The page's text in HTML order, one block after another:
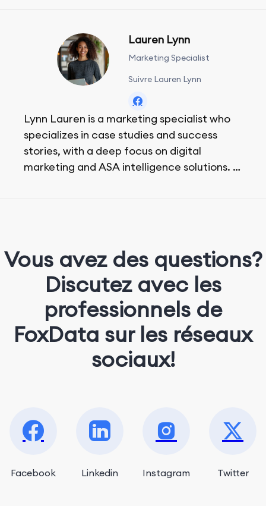
Lauren Lynn
Marketing Specialist
Suivre Lauren Lynn
Lynn Lauren is a marketing specialist who
specializes in case studies and success
stories, with a deep focus on digital
marketing and ASA intelligence solutions.
Vous avez des questions?
Discutez avec les
professionnels de
FoxData sur les réseaux
sociaux!
Facebook Linkedin Instagram Twitter